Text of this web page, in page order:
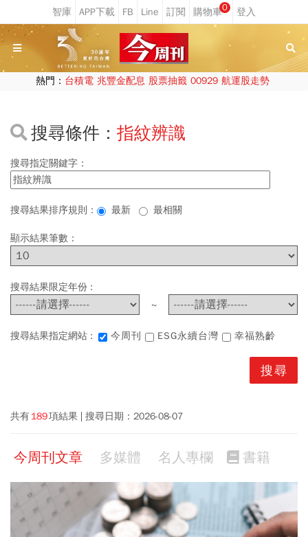
0
熱門： 台積電 兆豐金配息 股票抽籤 00929 航運股走勢
搜尋條件： 指紋辨識
搜尋指定關鍵字：
搜尋結果排序規則： 最新 最相關
顯示結果筆數：
搜尋結果限定年份 :
~
搜尋結果指定網站 : 今周刊 ESG永續台灣 幸福熟齡
共有189項結果 搜尋日期： 2026-08-07
今周刊文章 多媒體 名人專欄 書籍